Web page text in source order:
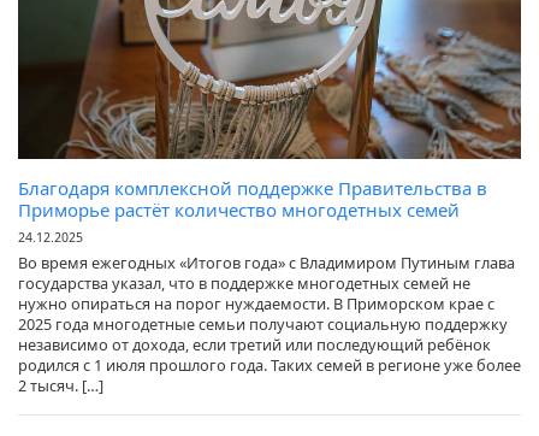
Благодаря комплексной поддержке Правительства в
Приморье растёт количество многодетных семей
24.12.2025
Во время ежегодных «Итогов года» с Владимиром Путиным глава
государства указал, что в поддержке многодетных семей не
нужно опираться на порог нуждаемости. В Приморском крае с
2025 года многодетные семьи получают социальную поддержку
независимо от дохода, если третий или последующий ребёнок
родился с 1 июля прошлого года. Таких семей в регионе уже более
2 тысяч. […]